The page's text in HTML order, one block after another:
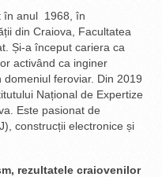
în anul 1968, în
din Craiova, Facultatea
Și-a început cariera ca
activând ca inginer
feroviar. Din 2019
Național de Expertize
Este pasionat de
construcții electronice și
rezultatele craiovenilor